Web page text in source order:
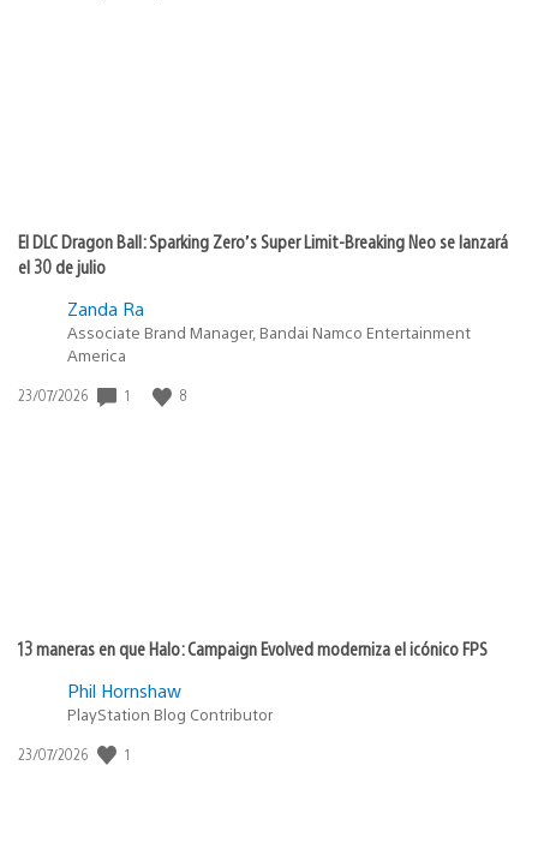
El DLC Dragon Ball: Sparking Zero’s Super Limit-Breaking Neo se lanzará
el 30 de julio
Zanda Ra
Associate Brand Manager, Bandai Namco Entertainment
America
Fecha
23/07/2026 1 8
13 maneras en que Halo: Campaign Evolved moderniza el icónico FPS
Phil Hornshaw
PlayStation Blog Contributor
Fecha
23/07/2026 1